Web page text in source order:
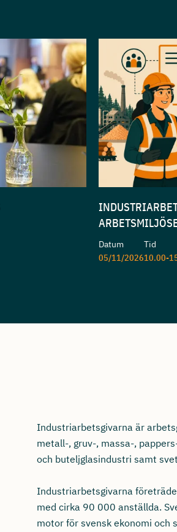
Datum
05/11/2026
Tid
10.00-
Industriarbetsgivarna är
metall-, gruv-, massa-,
och buteljglasindustri samt
Industriarbetsgivarna
med cirka 90 000 anställda.
motor för svensk ekonomi